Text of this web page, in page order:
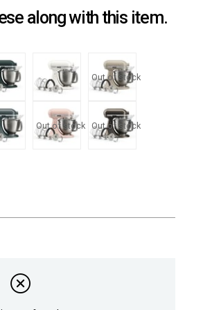
along with this item.
Out of stock
Out of stock Out of stock